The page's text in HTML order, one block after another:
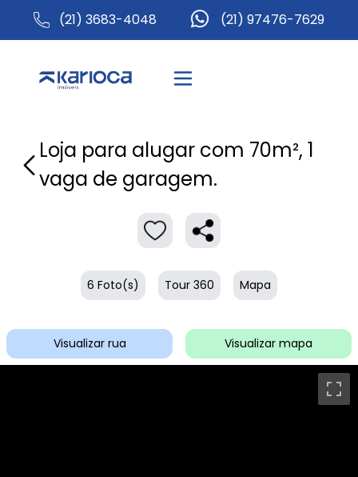
(21) 3683-4048 (21) 97476-7629
Loja para alugar com 70m², 1
vaga de garagem.
6 Foto(s) Tour 360 Mapa
Visualizar rua Visualizar mapa